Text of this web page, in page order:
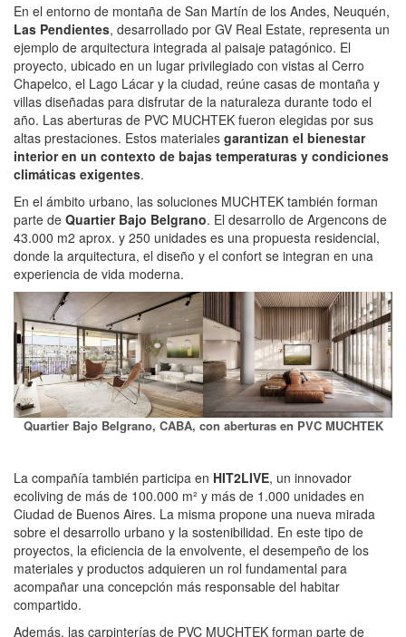
En el entorno de montaña de San Martín de los Andes, Neuquén,
Las Pendientes, desarrollado por GV Real Estate, representa un
ejemplo de arquitectura integrada al paisaje patagónico. El
proyecto, ubicado en un lugar privilegiado con vistas al Cerro
Chapelco, el Lago Lácar y la ciudad, reúne casas de montaña y
villas diseñadas para disfrutar de la naturaleza durante todo el
año. Las aberturas de PVC MUCHTEK fueron elegidas por sus
altas prestaciones. Estos materiales garantizan el bienestar
interior en un contexto de bajas temperaturas y condiciones
climáticas exigentes.
En el ámbito urbano, las soluciones MUCHTEK también forman
parte de Quartier Bajo Belgrano. El desarrollo de Argencons de
43.000 m2 aprox. y 250 unidades es una propuesta residencial,
donde la arquitectura, el diseño y el confort se integran en una
experiencia de vida moderna.
Quartier Bajo Belgrano, CABA, con aberturas en PVC MUCHTEK
La compañía también participa en HIT2LIVE, un innovador
ecoliving de más de 100.000 m² y más de 1.000 unidades en
Ciudad de Buenos Aires. La misma propone una nueva mirada
sobre el desarrollo urbano y la sostenibilidad. En este tipo de
proyectos, la eficiencia de la envolvente, el desempeño de los
materiales y productos adquieren un rol fundamental para
acompañar una concepción más responsable del habitar
compartido.
Además, las carpinterías de PVC MUCHTEK forman parte de